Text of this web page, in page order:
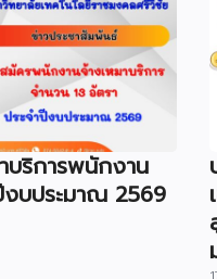
บริการพนักงาน
งบประมาณ 2569